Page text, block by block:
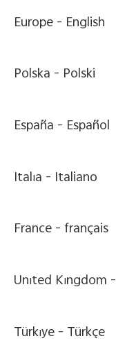
Europe - English
Polska - Polski
España - Español
Italia - Italiano
France - français
United Kingdom -
Türkiye - Türkçe